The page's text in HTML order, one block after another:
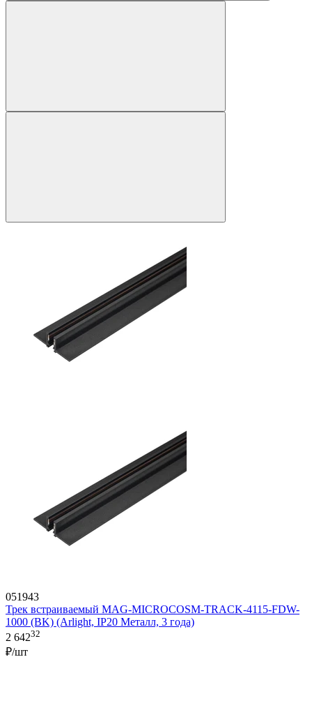
051943
Трек встраиваемый MAG-MICROCOSM-TRACK-4115-FDW-
1000 (BK) (Arlight, IP20 Металл, 3 года)
2 64232
₽/шт